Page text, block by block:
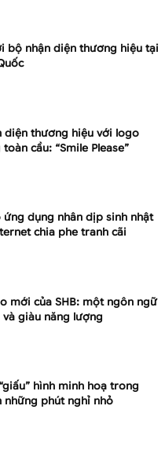
bộ nhận diện thương hiệu tại
diện thương hiệu với logo
cầu: “Smile Please”
dụng nhân dịp sinh nhật
chia phe tranh cãi
mới của SHB: một ngôn ngữ
giàu năng lượng
hình minh hoạ trong
những phút nghỉ nhỏ